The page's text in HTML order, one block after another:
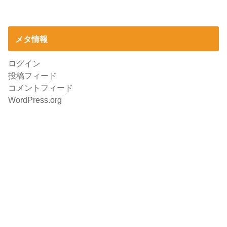
メタ情報
ログイン
投稿フィード
コメントフィード
WordPress.org